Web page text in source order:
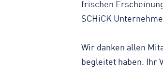
frischen
SCHiCK
Wir danken allen
begleitet haben. Ihr